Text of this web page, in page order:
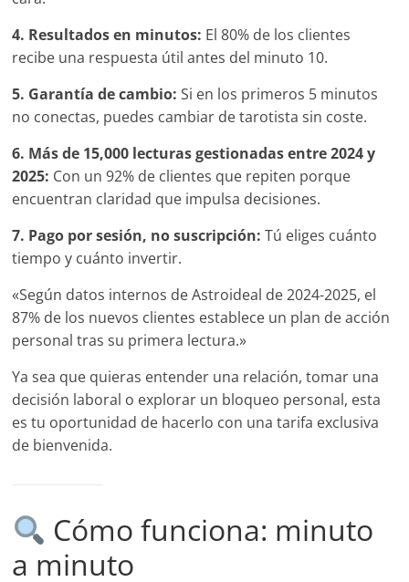
4. Resultados en minutos: El 80% de los clientes
recibe una respuesta útil antes del minuto 10.
5. Garantía de cambio: Si en los primeros 5 minutos
no conectas, puedes cambiar de tarotista sin coste.
6. Más de 15,000 lecturas gestionadas entre 2024 y
2025: Con un 92% de clientes que repiten porque
encuentran claridad que impulsa decisiones.
7. Pago por sesión, no suscripción: Tú eliges cuánto
tiempo y cuánto invertir.
«Según datos internos de Astroideal de 2024-2025, el
87% de los nuevos clientes establece un plan de acción
personal tras su primera lectura.»
Ya sea que quieras entender una relación, tomar una
decisión laboral o explorar un bloqueo personal, esta
es tu oportunidad de hacerlo con una tarifa exclusiva
de bienvenida.
Cómo funciona: minuto
a minuto